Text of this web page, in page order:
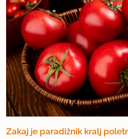
Zakaj je paradižnik kralj